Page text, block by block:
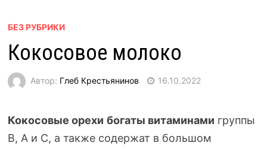
БЕЗ РУБРИКИ
Кокосовое молоко
Автор: Глеб Крестьянинов 16.10.2022
Кокосовые орехи богаты витаминами группы
В, А и С, а также содержат в большом